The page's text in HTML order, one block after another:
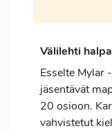
Välilehti
Esselte Mylar
jäsentävät
20 osioon.
vahvistetut